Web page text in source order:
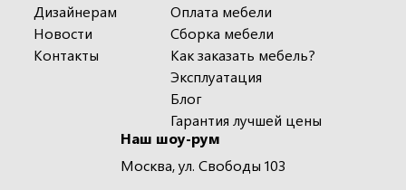
Дизайнерам
Новости
Контакты
Оплата мебели
Сборка мебели
Как заказать мебель?
Эксплуатация
Блог
Гарантия лучшей цены
Наш шоу-рум
Москва, ул. Свободы 103